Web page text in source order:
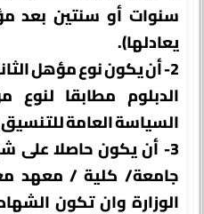
سنوات أو سنتين بعد
يعادلها).
2- أن يكون نوع مؤهل
الدبلوم مطابقا لنوع
السياسة العامة
3- أن يكون حاصلا على
جامعة/ كلية / معهد
الوزارة وان تكون